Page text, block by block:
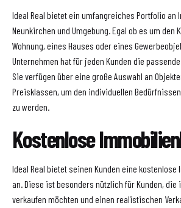
Ideal Real bietet ein umfangreiches Portfolio an
Neunkirchen und Umgebung. Egal ob es um den
Wohnung, eines Hauses oder eines
Unternehmen hat für jeden Kunden die
Sie verfügen über eine große Auswahl an
Preisklassen, um den individuellen
zu werden.
Kostenlose
Ideal Real bietet seinen Kunden eine
an. Diese ist besonders nützlich für Kunden, die
verkaufen möchten und einen realistischen